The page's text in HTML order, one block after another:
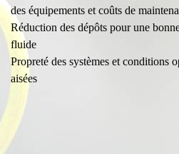
des équipements et coûts de
Réduction des dépôts pour une
fluide
Propreté des systèmes et conditions
aisées